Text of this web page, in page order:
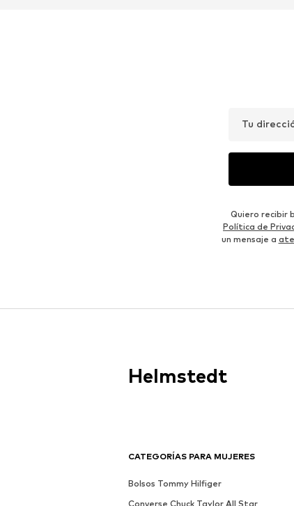
Tu
Quiero recibir
Política de
un mensaje a
CATEGORÍAS PARA MUJERES
Bolsos Tommy Hilfiger
Converse Chuck Taylor All Star
Helmstedt